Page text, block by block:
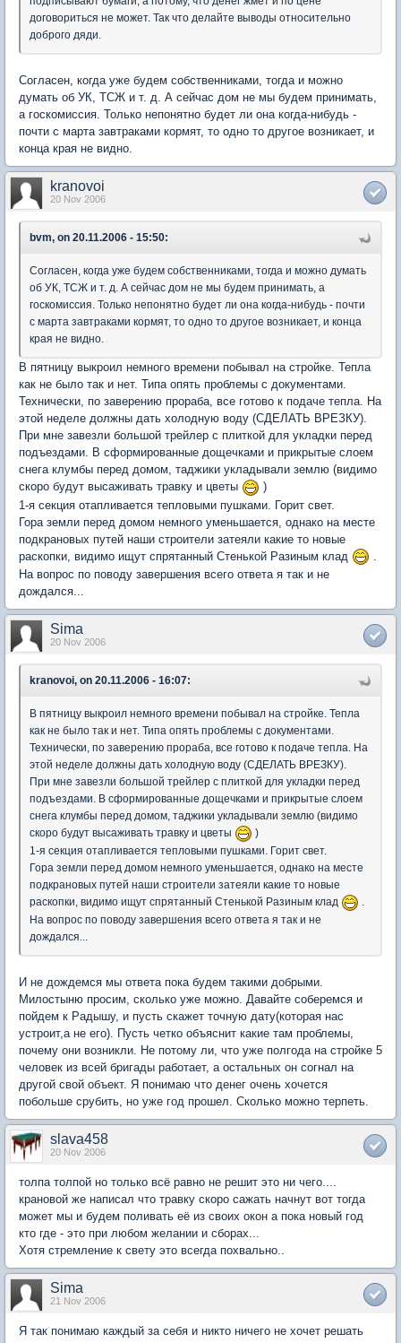
договориться не может. Так что делайте выводы относительно
доброго дяди.
Согласен, когда уже будем собственниками, тогда и можно
думать об УК, ТСЖ и т. д. А сейчас дом не мы будем принимать,
а госкомиссия. Только непонятно будет ли она когда-нибудь -
почти с марта завтраками кормят, то одно то другое возникает, и
конца края не видно.
kranovoi
20 Nov 2006
bvm, on 20.11.2006 - 15:50:
Согласен, когда уже будем собственниками, тогда и можно думать
об УК, ТСЖ и т. д. А сейчас дом не мы будем принимать, а
госкомиссия. Только непонятно будет ли она когда-нибудь - почти
с марта завтраками кормят, то одно то другое возникает, и конца
края не видно.
В пятницу выкроил немного времени побывал на стройке. Тепла
как не было так и нет. Типа опять проблемы с документами.
Технически, по заверению прораба, все готово к подаче тепла. На
этой неделе должны дать холодную воду (СДЕЛАТЬ ВРЕЗКУ).
При мне завезли большой трейлер с плиткой для укладки перед
подъездами. В сформированные дощечками и прикрытые слоем
снега клумбы перед домом, таджики укладывали землю (видимо
скоро будут высаживать травку и цветы
)
1-я секция отапливается тепловыми пушками. Горит свет.
Гора земли перед домом немного уменьшается, однако на месте
подкрановых путей наши строители затеяли какие то новые
раскопки, видимо ищут спрятанный Стенькой Разиным клад
На вопрос по поводу завершения всего ответа я так и не
дождался...
Sima
20 Nov 2006
kranovoi, on 20.11.2006 - 16:07:
В пятницу выкроил немного времени побывал на стройке. Тепла
как не было так и нет. Типа опять проблемы с документами.
Технически, по заверению прораба, все готово к подаче тепла. На
этой неделе должны дать холодную воду (СДЕЛАТЬ ВРЕЗКУ).
При мне завезли большой трейлер с плиткой для укладки перед
подъездами. В сформированные дощечками и прикрытые слоем
снега клумбы перед домом, таджики укладывали землю (видимо
скоро будут высаживать травку и цветы
)
1-я секция отапливается тепловыми пушками. Горит свет.
Гора земли перед домом немного уменьшается, однако на месте
подкрановых путей наши строители затеяли какие то новые
раскопки, видимо ищут спрятанный Стенькой Разиным клад
.
На вопрос по поводу завершения всего ответа я так и не
дождался...
И не дождемся мы ответа пока будем такими добрыми.
Милостыню просим, сколько уже можно. Давайте соберемся и
пойдем к Радышу, и пусть скажет точную дату(которая нас
устроит,а не его). Пусть четко объяснит какие там проблемы,
почему они возникли. Не потому ли, что уже полгода на стройке 5
человек из всей бригады работает, а остальных он согнал на
другой свой объект. Я понимаю что денег очень хочется
побольше срубить, но уже год прошел. Сколько можно терпеть.
slava458
20 Nov 2006
толпа толпой но только всё равно не решит это ни чего....
крановой же написал что травку скоро сажать начнут вот тогда
может мы и будем поливать её из своих окон а пока новый год
кто где - это при любом желании и сборах...
Хотя стремление к свету это всегда похвально..
Sima
21 Nov 2006
Я так понимаю каждый за себя и никто ничего не хочет решать